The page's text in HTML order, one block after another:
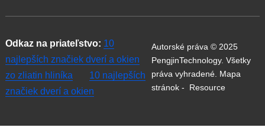
Odkaz na priateľstvo: 10
najlepších značiek dverí a okien
zo zliatin hliníka
10 najlepších
značiek dverí a okien
Autorské práva © 2025
PengjinTechnology. Všetky
práva vyhradené. Mapa
stránok- Resource